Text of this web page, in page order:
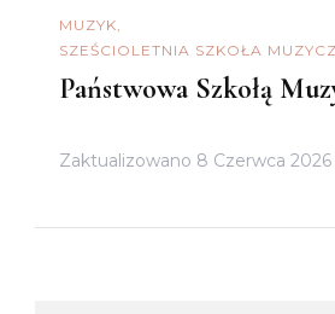
MUZYK
SZEŚCIOLETNIA SZKOŁA
Państwowa Szkołą
Zaktualizowano 8 Czerwca 2026